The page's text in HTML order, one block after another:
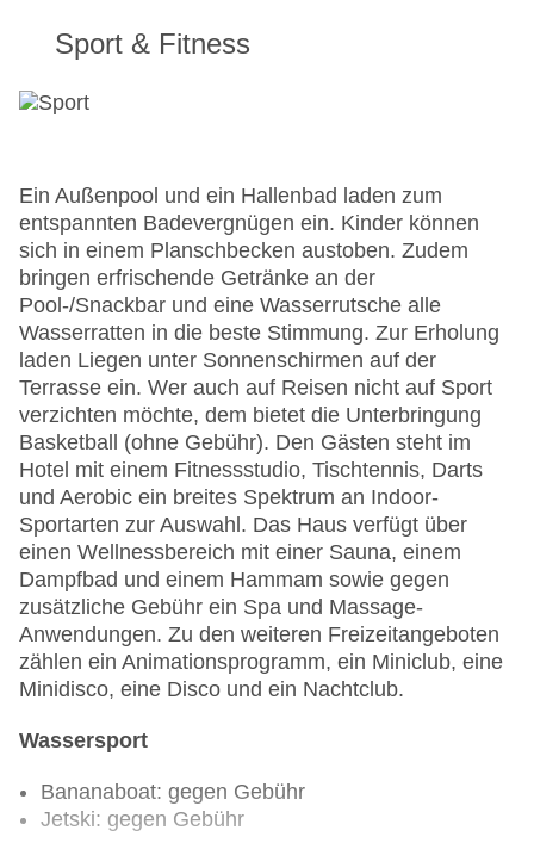
Sport & Fitness
Ein Außenpool und ein Hallenbad laden zum
entspannten Badevergnügen ein. Kinder können
sich in einem Planschbecken austoben. Zudem
bringen erfrischende Getränke an der
Pool-/Snackbar und eine Wasserrutsche alle
Wasserratten in die beste Stimmung. Zur Erholung
laden Liegen unter Sonnenschirmen auf der
Terrasse ein. Wer auch auf Reisen nicht auf Sport
verzichten möchte, dem bietet die Unterbringung
Basketball (ohne Gebühr). Den Gästen steht im
Hotel mit einem Fitnessstudio, Tischtennis, Darts
und Aerobic ein breites Spektrum an Indoor-
Sportarten zur Auswahl. Das Haus verfügt über
einen Wellnessbereich mit einer Sauna, einem
Dampfbad und einem Hammam sowie gegen
zusätzliche Gebühr ein Spa und Massage-
Anwendungen. Zu den weiteren Freizeitangeboten
zählen ein Animationsprogramm, ein Miniclub, eine
Minidisco, eine Disco und ein Nachtclub.
Wassersport
Bananaboat: gegen Gebühr
Jetski: gegen Gebühr